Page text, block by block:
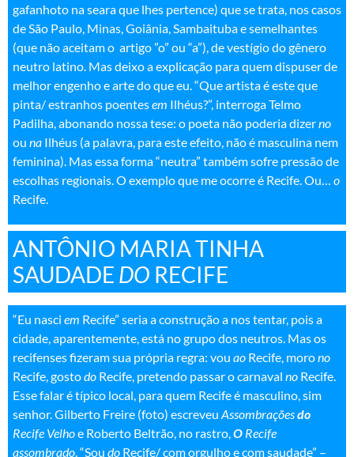
gafanhoto na seara que lhes pertence) que se trata, nos casos
de São Paulo, Minas, Goiânia, Sambaituba e semelhantes
(que não aceitam o artigo ”o” ou “a”), de vestígio do gênero
neutro latino. Mas deixo a explicação para quem dispuser de
melhor engenho e arte do que eu. “Que artista é este que
pinta/ estranhos poentesem Ilhéus?”, interroga Telmo
Padilha, abonando nossa tese: o poeta não poderia dizerno
ou na Ilhéus (a palavra, para este efeito, não é masculina nem
feminina). Mas essa forma “neutra” também sofre pressão de
escolhas regionais. O exemplo que me ocorre é Recife. Ou… o
Recife.
ANTÔNIO MARIA TINHA
SAUDADE DO RECIFE
“Eu nasci em Recife” seria a construção a nos tentar, pois a
cidade, aparentemente, está no grupo dos neutros. Mas os
recifenses fizeram sua própria regra: vou ao Recife, morono
Recife, gostodo Recife, pretendo passar o carnaval no Recife.
Esse falar é típico local, para quem Recife é masculino, sim
senhor. Gilberto Freire (foto) escreveu Assombraçõesdo
Recife Velhoe Roberto Beltrão, no rastro,O Recife
assombrado. “Sou do Recife/ com orgulho e com saudade” –